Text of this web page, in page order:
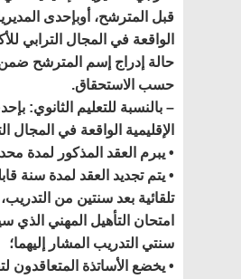
قبل المترشح، أوبإحدى
الواقعة في المجال الترابي
حالة إدراج إسم المترشح ضمن
حسب الاستحقاق.
– بالنسبة للتعليم الثانوي:
الإقليمية الواقعة في المجال
• يبرم العقد المذكور لمدة
• يتم تجديد العقد لمدة سنة
تلقائية بعد سنتين من
امتحان التأهيل المهني الذي
سنتي التدريب المشار إليهما؛
• يخضع الأساتذة المتعاقدون